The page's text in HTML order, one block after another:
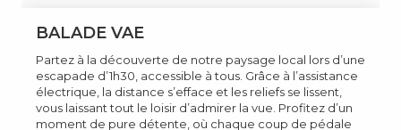
BALADE VAE
Partez à la découverte de notre paysage local lors d’une
escapade d’1h30, accessible à tous. Grâce à l’assistance
électrique, la distance s’efface et les reliefs se lissent,
vous laissant tout le loisir d’admirer la vue. Profitez d’un
moment de pure détente, où chaque coup de pédale